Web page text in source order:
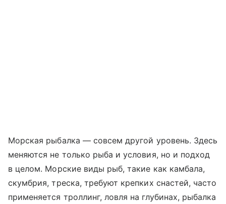
Морская рыбалка — совсем другой уровень. Здесь
меняются не только рыба и условия, но и подход
в целом. Морские виды рыб, такие как камбала,
скумбрия, треска, требуют крепких снастей, часто
применяется троллинг, ловля на глубинах, рыбалка